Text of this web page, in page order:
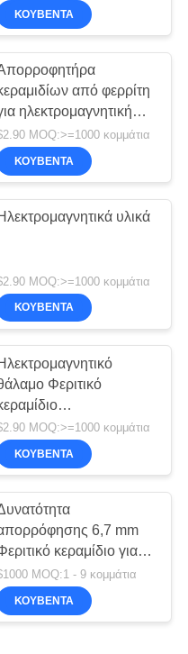
ΚΟΥΒΈΝΤΑ
από φερρίτη
ηλεκτρομαγνητική
Rf 10m και 3m
MOQ:>=1000 κομμάτια
ΚΟΥΒΈΝΤΑ
υλικά
MOQ:>=1000 κομμάτια
ΚΟΥΒΈΝΤΑ
Φεριτικό
θάλαμο
MOQ:>=1000 κομμάτια
ΚΟΥΒΈΝΤΑ
6,7 mm
κεραμίδιο για
Ανεχοϊκό θάλαμο
MOQ:1 - 9 κομμάτια
ΚΟΥΒΈΝΤΑ